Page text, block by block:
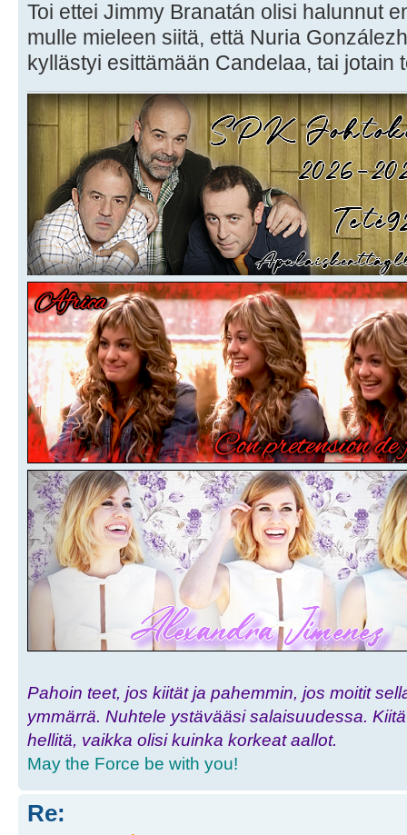
Toi ettei Jimmy Branatán olisi halunnut
mulle mieleen siitä, että Nuria
kyllästyi esittämään Candelaa, tai jotain
Pahoin teet, jos kiität ja pahemmin, jos moitit
ymmärrä. Nuhtele ystävääsi salaisuudessa.
hellitä, vaikka olisi kuinka korkeat aallot.
May the Force be with you!
Re: